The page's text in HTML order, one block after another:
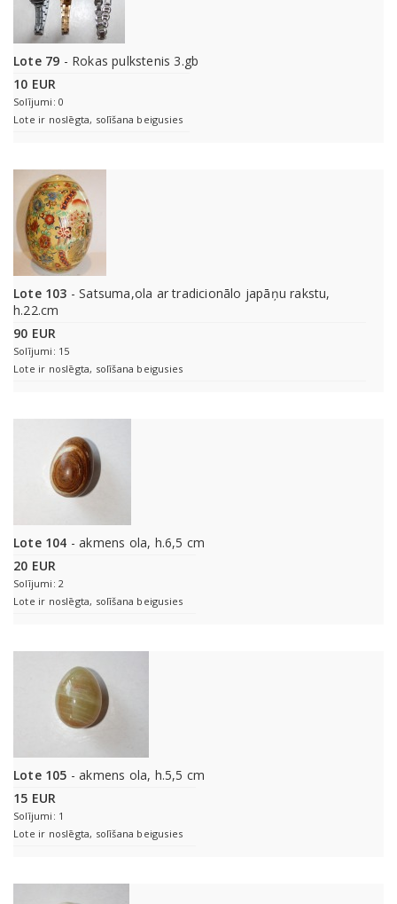
Lote 79 - Rokas pulkstenis 3.gb
10 EUR
Solījumi: 0
Lote ir noslēgta, solīšana beigusies
Lote 103 - Satsuma,ola ar tradicionālo japāņu rakstu,
h.22.cm
90 EUR
Solījumi: 15
Lote ir noslēgta, solīšana beigusies
Lote 104 - akmens ola, h.6,5 cm
20 EUR
Solījumi: 2
Lote ir noslēgta, solīšana beigusies
Lote 105 - akmens ola, h.5,5 cm
15 EUR
Solījumi: 1
Lote ir noslēgta, solīšana beigusies